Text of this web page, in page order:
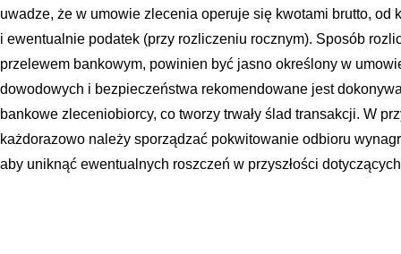
uwadze, że w umowie zlecenia operuje się kwotami brutto, od
i ewentualnie podatek (przy rozliczeniu rocznym). Sposób
przelewem bankowym, powinien być jasno określony w
dowodowych i bezpieczeństwa rekomendowane jest
bankowe zleceniobiorcy, co tworzy trwały ślad transakcji. W
każdorazowo należy sporządzać pokwitowanie odbioru
aby uniknąć ewentualnych roszczeń w przyszłości